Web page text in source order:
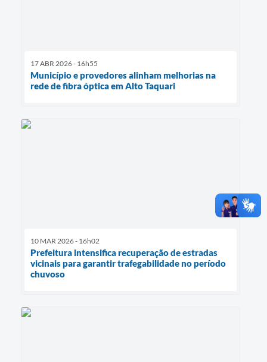
17 ABR 2026 - 16h55
Município e provedores alinham melhorias na
rede de fibra óptica em Alto Taquari
10 MAR 2026 - 16h02
Prefeitura intensifica recuperação de estradas
vicinais para garantir trafegabilidade no período
chuvoso